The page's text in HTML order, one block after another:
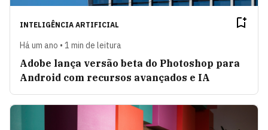
INTELIGÊNCIA ARTIFICIAL
Há um ano • 1 min de leitura
Adobe lança versão beta do Photoshop para
Android com recursos avançados e IA